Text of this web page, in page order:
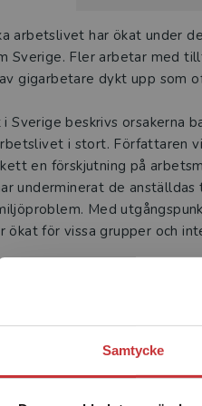
Samtycke
arbetslivet har ökat under
Sverige. Fler arbetar med
gigarbetare dykt upp som
beskrivs orsakerna
i stort. Författaren
en förskjutning på
underminerat de
Med
för vissa grupper och